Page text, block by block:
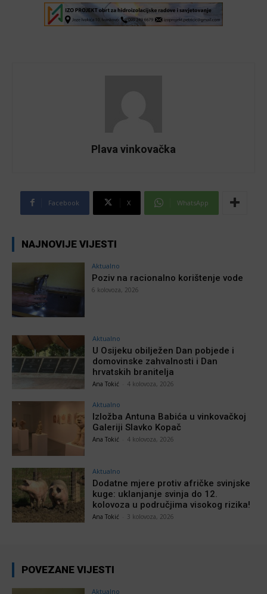
Plava vinkovačka
Facebook X WhatsApp
NAJNOVIJE VIJESTI
Aktualno
Poziv na racionalno korištenje vode
6 kolovoza, 2026
Aktualno
U Osijeku obilježen Dan pobjede i
domovinske zahvalnosti i Dan
hrvatskih branitelja
Ana Tokić 4 kolovoza, 2026
Aktualno
Izložba Antuna Babića u vinkovačkoj
Galeriji Slavko Kopač
Ana Tokić 4 kolovoza, 2026
Aktualno
Dodatne mjere protiv afričke svinjske
kuge: uklanjanje svinja do 12.
kolovoza u područjima visokog rizika!
Ana Tokić 3 kolovoza, 2026
POVEZANE VIJESTI
Aktualno